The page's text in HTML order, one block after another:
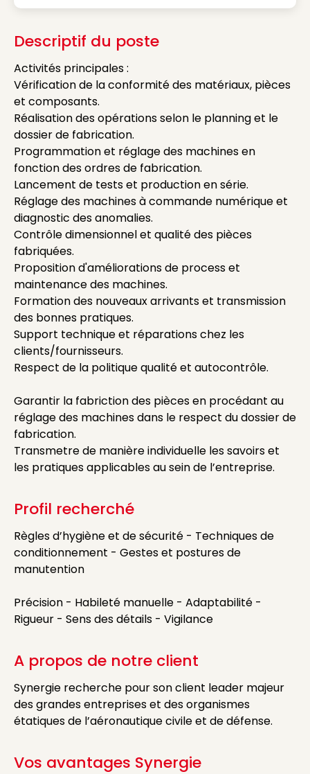
Descriptif du poste
Activités principales :
Vérification de la conformité des matériaux, pièces
et composants.
Réalisation des opérations selon le planning et le
dossier de fabrication.
Programmation et réglage des machines en
fonction des ordres de fabrication.
Lancement de tests et production en série.
Réglage des machines à commande numérique et
diagnostic des anomalies.
Contrôle dimensionnel et qualité des pièces
fabriquées.
Proposition d'améliorations de process et
maintenance des machines.
Formation des nouveaux arrivants et transmission
des bonnes pratiques.
Support technique et réparations chez les
clients/fournisseurs.
Respect de la politique qualité et autocontrôle.
Garantir la fabriction des pièces en procédant au
réglage des machines dans le respect du dossier de
fabrication.
Transmetre de manière individuelle les savoirs et
les pratiques applicables au sein de l’entreprise.
Profil recherché
Règles d’hygiène et de sécurité - Techniques de
conditionnement - Gestes et postures de
manutention
Précision - Habileté manuelle - Adaptabilité -
Rigueur - Sens des détails - Vigilance
A propos de notre client
Synergie recherche pour son client leader majeur
des grandes entreprises et des organismes
étatiques de l’aéronautique civile et de défense.
Vos avantages Synergie